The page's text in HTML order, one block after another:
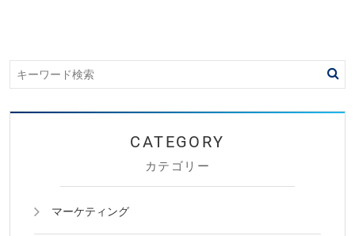
カテゴリー
マーケティング